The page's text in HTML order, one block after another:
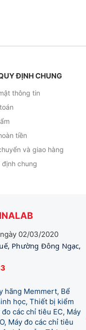
ĐỊNH CHUNG
thông tin
tiền
và giao hàng
định chung
02/03/2020
Phường Đông Ngạc,
hãng Memmert, Bể
học, Thiết bị kiểm
các chỉ tiêu EC, Máy
Máy đo các chỉ tiêu